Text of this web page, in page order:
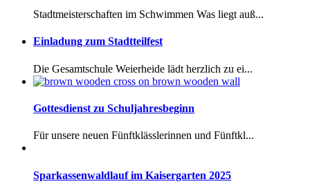
Stadtmeisterschaften im Schwimmen Was liegt auß...
Einladung zum Stadtteilfest
Die Gesamtschule Weierheide lädt herzlich zu ei...
Gottesdienst zu Schuljahresbeginn
Für unsere neuen Fünftklässlerinnen und Fünftkl...
Sparkassenwaldlauf im Kaisergarten 2025